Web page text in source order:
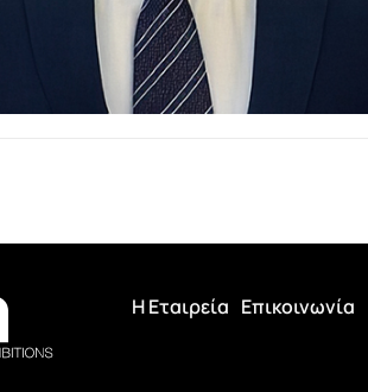
Η Εταιρεία Επικοινωνία